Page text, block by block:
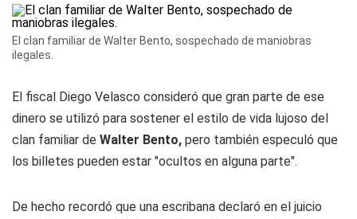
El clan familiar de Walter Bento, sospechado de maniobras
ilegales.
El fiscal Diego Velasco consideró que gran parte de ese
dinero se utilizó para sostener el estilo de vida lujoso del
clan familiar de Walter Bento, pero también especuló que
los billetes pueden estar "ocultos en alguna parte".
De hecho recordó que una escribana declaró en el juicio